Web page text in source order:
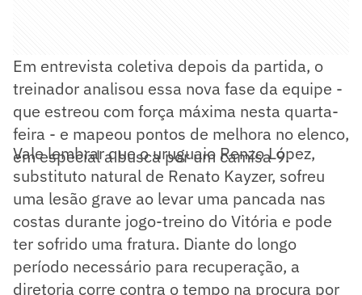
Em entrevista coletiva depois da partida, o
treinador analisou essa nova fase da equipe -
que estreou com força máxima nesta quarta-
feira - e mapeou pontos de melhora no elenco,
em especial a busca por um camisa 9.
Vale lembrar que o uruguaio Renzo López,
substituto natural de Renato Kayzer, sofreu
uma lesão grave ao levar uma pancada nas
costas durante jogo-treino do Vitória e pode
ter sofrido uma fratura. Diante do longo
período necessário para recuperação, a
diretoria corre contra o tempo na procura por